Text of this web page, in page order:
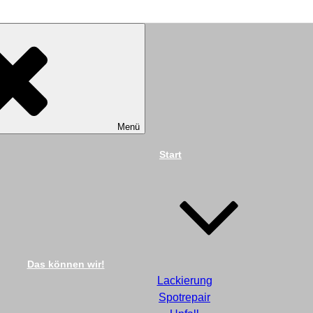
DIEKMANN
Menü
Start
Das können wir!
Lackierung
Spotrepair